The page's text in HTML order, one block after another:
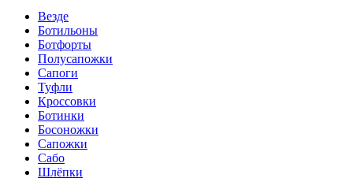
Везде
Ботильоны
Ботфорты
Полусапожки
Сапоги
Туфли
Кроссовки
Ботинки
Босоножки
Сапожки
Сабо
Шлёпки